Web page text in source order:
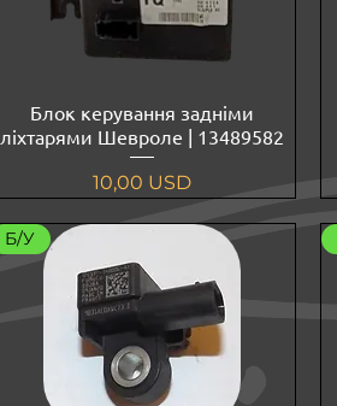
Блок керування задніми
ліхтарями Шевроле | 13489582
Ціна
10,00 USD
Б/У